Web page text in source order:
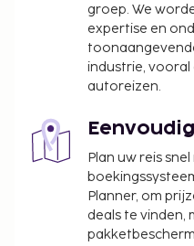
Toeslag voor late
incheckt tussen
Deze lijst is mogelijk
borgsommen zijn
Wegens de
contante
het bedrag van
Neem voor meer
accommodatie via
groep. We
expertise en
industrie, vooral
autoreizen.
Plan uw reis
Planner, om
deals te vinden,